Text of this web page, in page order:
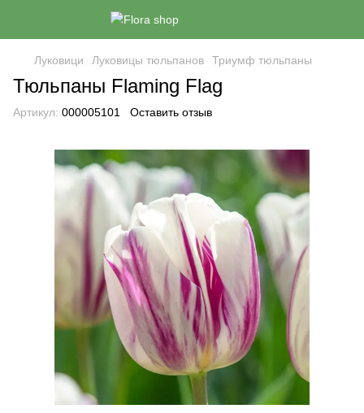
Луковици Луковицы тюльпанов Триумф тюльпаны
Тюльпаны Flaming Flag
Артикул: 000005101 Оставить отзыв